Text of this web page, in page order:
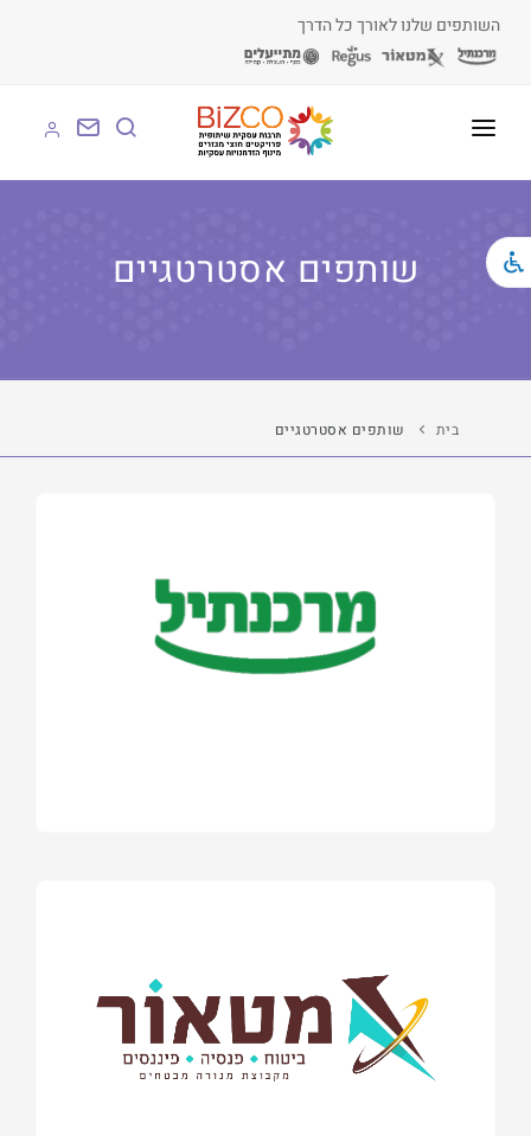
השותפים שלנו לאורך כל הדרך
על BIZCO
BIZCO לעסקים
שותפים אסטרטגיים
בית שותפים אסטרטגיים